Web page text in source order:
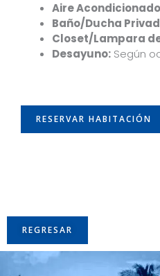
Aire
Baño/Ducha
Closet/Lampara
Desayuno: Según
RESERVAR HABITACIÓN
REGRESAR